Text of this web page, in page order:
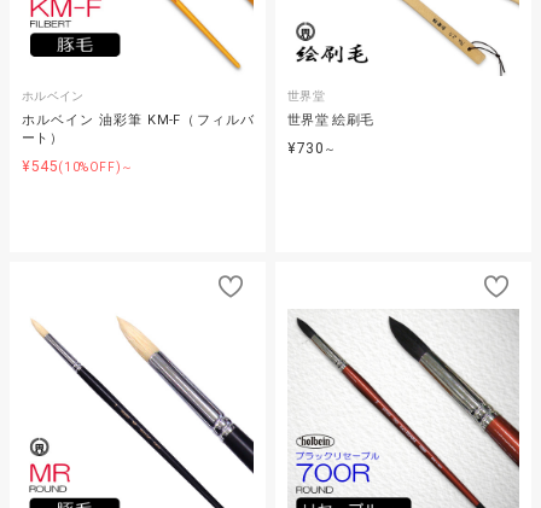
ホルベイン
ホルベイン 油彩筆 KM-F（フィルバ
ート）
¥545(10%OFF)～
世界堂
世界堂 絵刷毛
¥730 ～